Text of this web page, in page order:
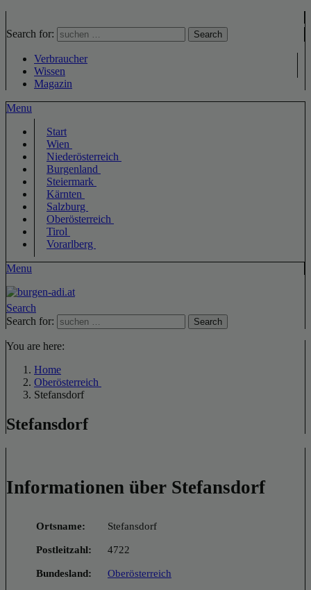
Search for: Search
Verbraucher
Wissen
Magazin
Menu
Start
Wien
Niederösterreich
Burgenland
Steiermark
Kärnten
Salzburg
Oberösterreich
Tirol
Vorarlberg
Menu
Search
Search for:
Search
You are here:
Home
Oberösterreich
Stefansdorf
Stefansdorf
Informationen über Stefansdorf
Ortsname: Stefansdorf
Postleitzahl: 4722
Bundesland: Oberösterreich